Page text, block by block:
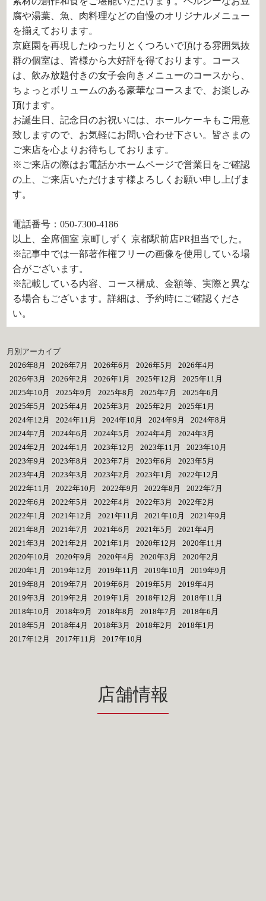
腐や湯葉、魚、肉料理などの自慢のオリジナルメニュー
を揃えております。
京庭園を再現したゆったりとくつろいで頂ける雰囲気抜
群の個室は、皆様から大好評を得ております。コース
は、飲み放題付きの女子会向きメニューのコースから、
ちょっとボリュームのある豪華なコースまで、お楽しみ
頂けます。
お誕生日、記念日のお祝いには、ホールケーキもご用意
致しますので、お気軽にお問い合わせ下さい。皆さまの
ご来店を心よりお待ちしております。
※ご来店の際はお電話かホームページで営業日をご確認
の上、ご来店いただけます様よろしくお願い申し上げま
す。
電話番号：050-7300-4186
以上、全席個室 京町しずく 京都駅前店PR担当でした。
※記事中では一部著作権フリーの画像を使用している場
合がございます。
※記載している内容、コース構成、金額等、実際と異な
る場合もございます。詳細は、予約時にご確認くださ
い。
月別アーカイブ
2026年8月
2026年7月 2026年6月 2026年5月
2026年4月
2026年3月
2026年2月 2026年1月 2025年12月
2025年11月
2025年10月
2025年9月 2025年8月 2025年7月
2025年6月
2025年5月
2025年4月 2025年3月 2025年2月
2025年1月
2024年12月
2024年11月 2024年10月 2024年9月
2024年8月
2024年7月
2024年6月 2024年5月 2024年4月
2024年3月
2024年2月
2024年1月 2023年12月 2023年11月
2023年10月
2023年9月
2023年8月 2023年7月 2023年6月
2023年5月
2023年4月
2023年3月 2023年2月 2023年1月
2022年12月
2022年11月
2022年10月 2022年9月 2022年8月
2022年7月
2022年6月
2022年5月 2022年4月 2022年3月
2022年2月
2022年1月
2021年12月 2021年11月 2021年10月
2021年9月
2021年8月
2021年7月 2021年6月 2021年5月
2021年4月
2021年3月
2021年2月 2021年1月 2020年12月
2020年11月
2020年10月
2020年9月 2020年4月 2020年3月
2020年2月
2020年1月
2019年12月 2019年11月 2019年10月
2019年9月
2019年8月
2019年7月 2019年6月 2019年5月
2019年4月
2019年3月
2019年2月 2019年1月 2018年12月
2018年11月
2018年10月
2018年9月 2018年8月 2018年7月
2018年6月
2018年5月
2018年4月 2018年3月 2018年2月
2018年1月
2017年12月
2017年11月 2017年10月
店舗情報